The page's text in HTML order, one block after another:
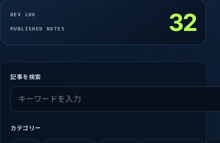
DEV LOG 32
PUBLISHED NOTES
記事を検索
カテゴリー